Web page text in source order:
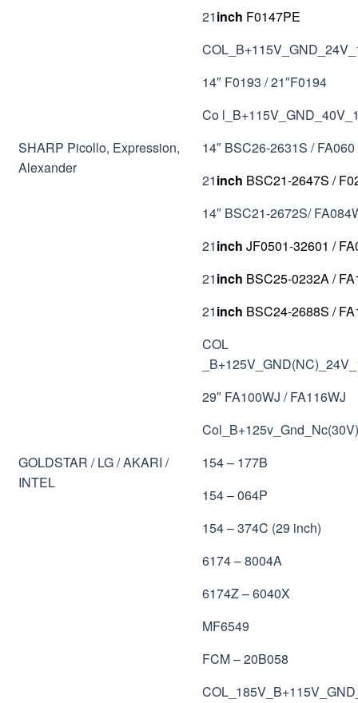
21inch F0147PE
14″ F0193 / 21″F0194
Co
SHARP Picollo, Expression,
Alexander
14″ BSC26-2631S /
21inch BSC21-2647S /
14″ BSC21-2672S/
21inch JF0501-32601 /
21inch BSC25-0232A /
21inch BSC24-2688S /
COL
29″ FA100WJ / FA116WJ
GOLDSTAR / LG / AKARI /
INTEL
154 – 177B
154 – 064P
154 – 374C (29 inch)
6174 – 8004A
6174Z – 6040X
MF6549
FCM – 20B058